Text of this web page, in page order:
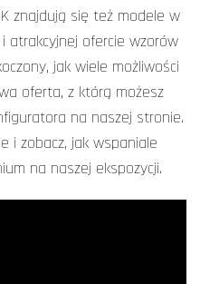
znajdują się też modele w
atrakcyjnej ofercie wzorów
jak wiele możliwości
oferta, z którą możesz
na naszej stronie.
i zobacz, jak wspaniale
na naszej ekspozycji.